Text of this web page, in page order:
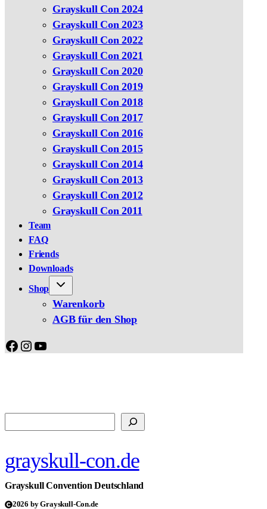
Grayskull Con 2024
Grayskull Con 2023
Grayskull Con 2022
Grayskull Con 2021
Grayskull Con 2020
Grayskull Con 2019
Grayskull Con 2018
Grayskull Con 2017
Grayskull Con 2016
Grayskull Con 2015
Grayskull Con 2014
Grayskull Con 2013
Grayskull Con 2012
Grayskull Con 2011
Team
FAQ
Friends
Downloads
Shop
Warenkorb
AGB für den Shop
Facebook
Instagram
YouTube
grayskull-con.de
Grayskull Convention Deutschland
2026 by Grayskull-Con.de